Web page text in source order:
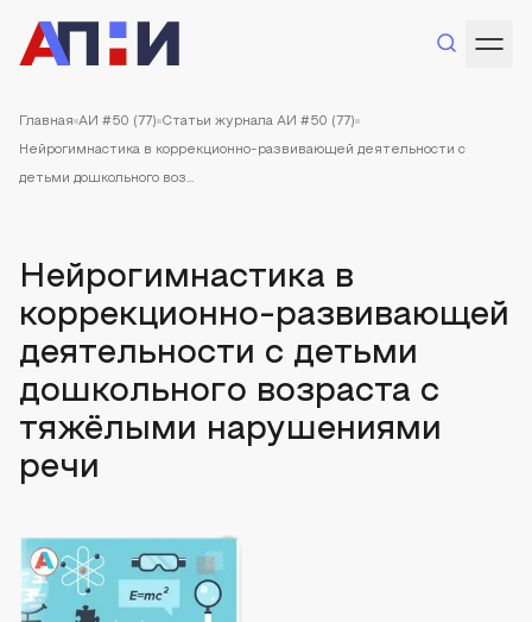
Главная АИ #50 (77) Статьи журнала АИ #50 (77)
Нейрогимнастика в коррекционно-развивающей деятельности с
детьми дошкольного воз...
Нейрогимнастика в
коррекционно-развивающей
деятельности с детьми
дошкольного возраста с
тяжёлыми нарушениями
речи